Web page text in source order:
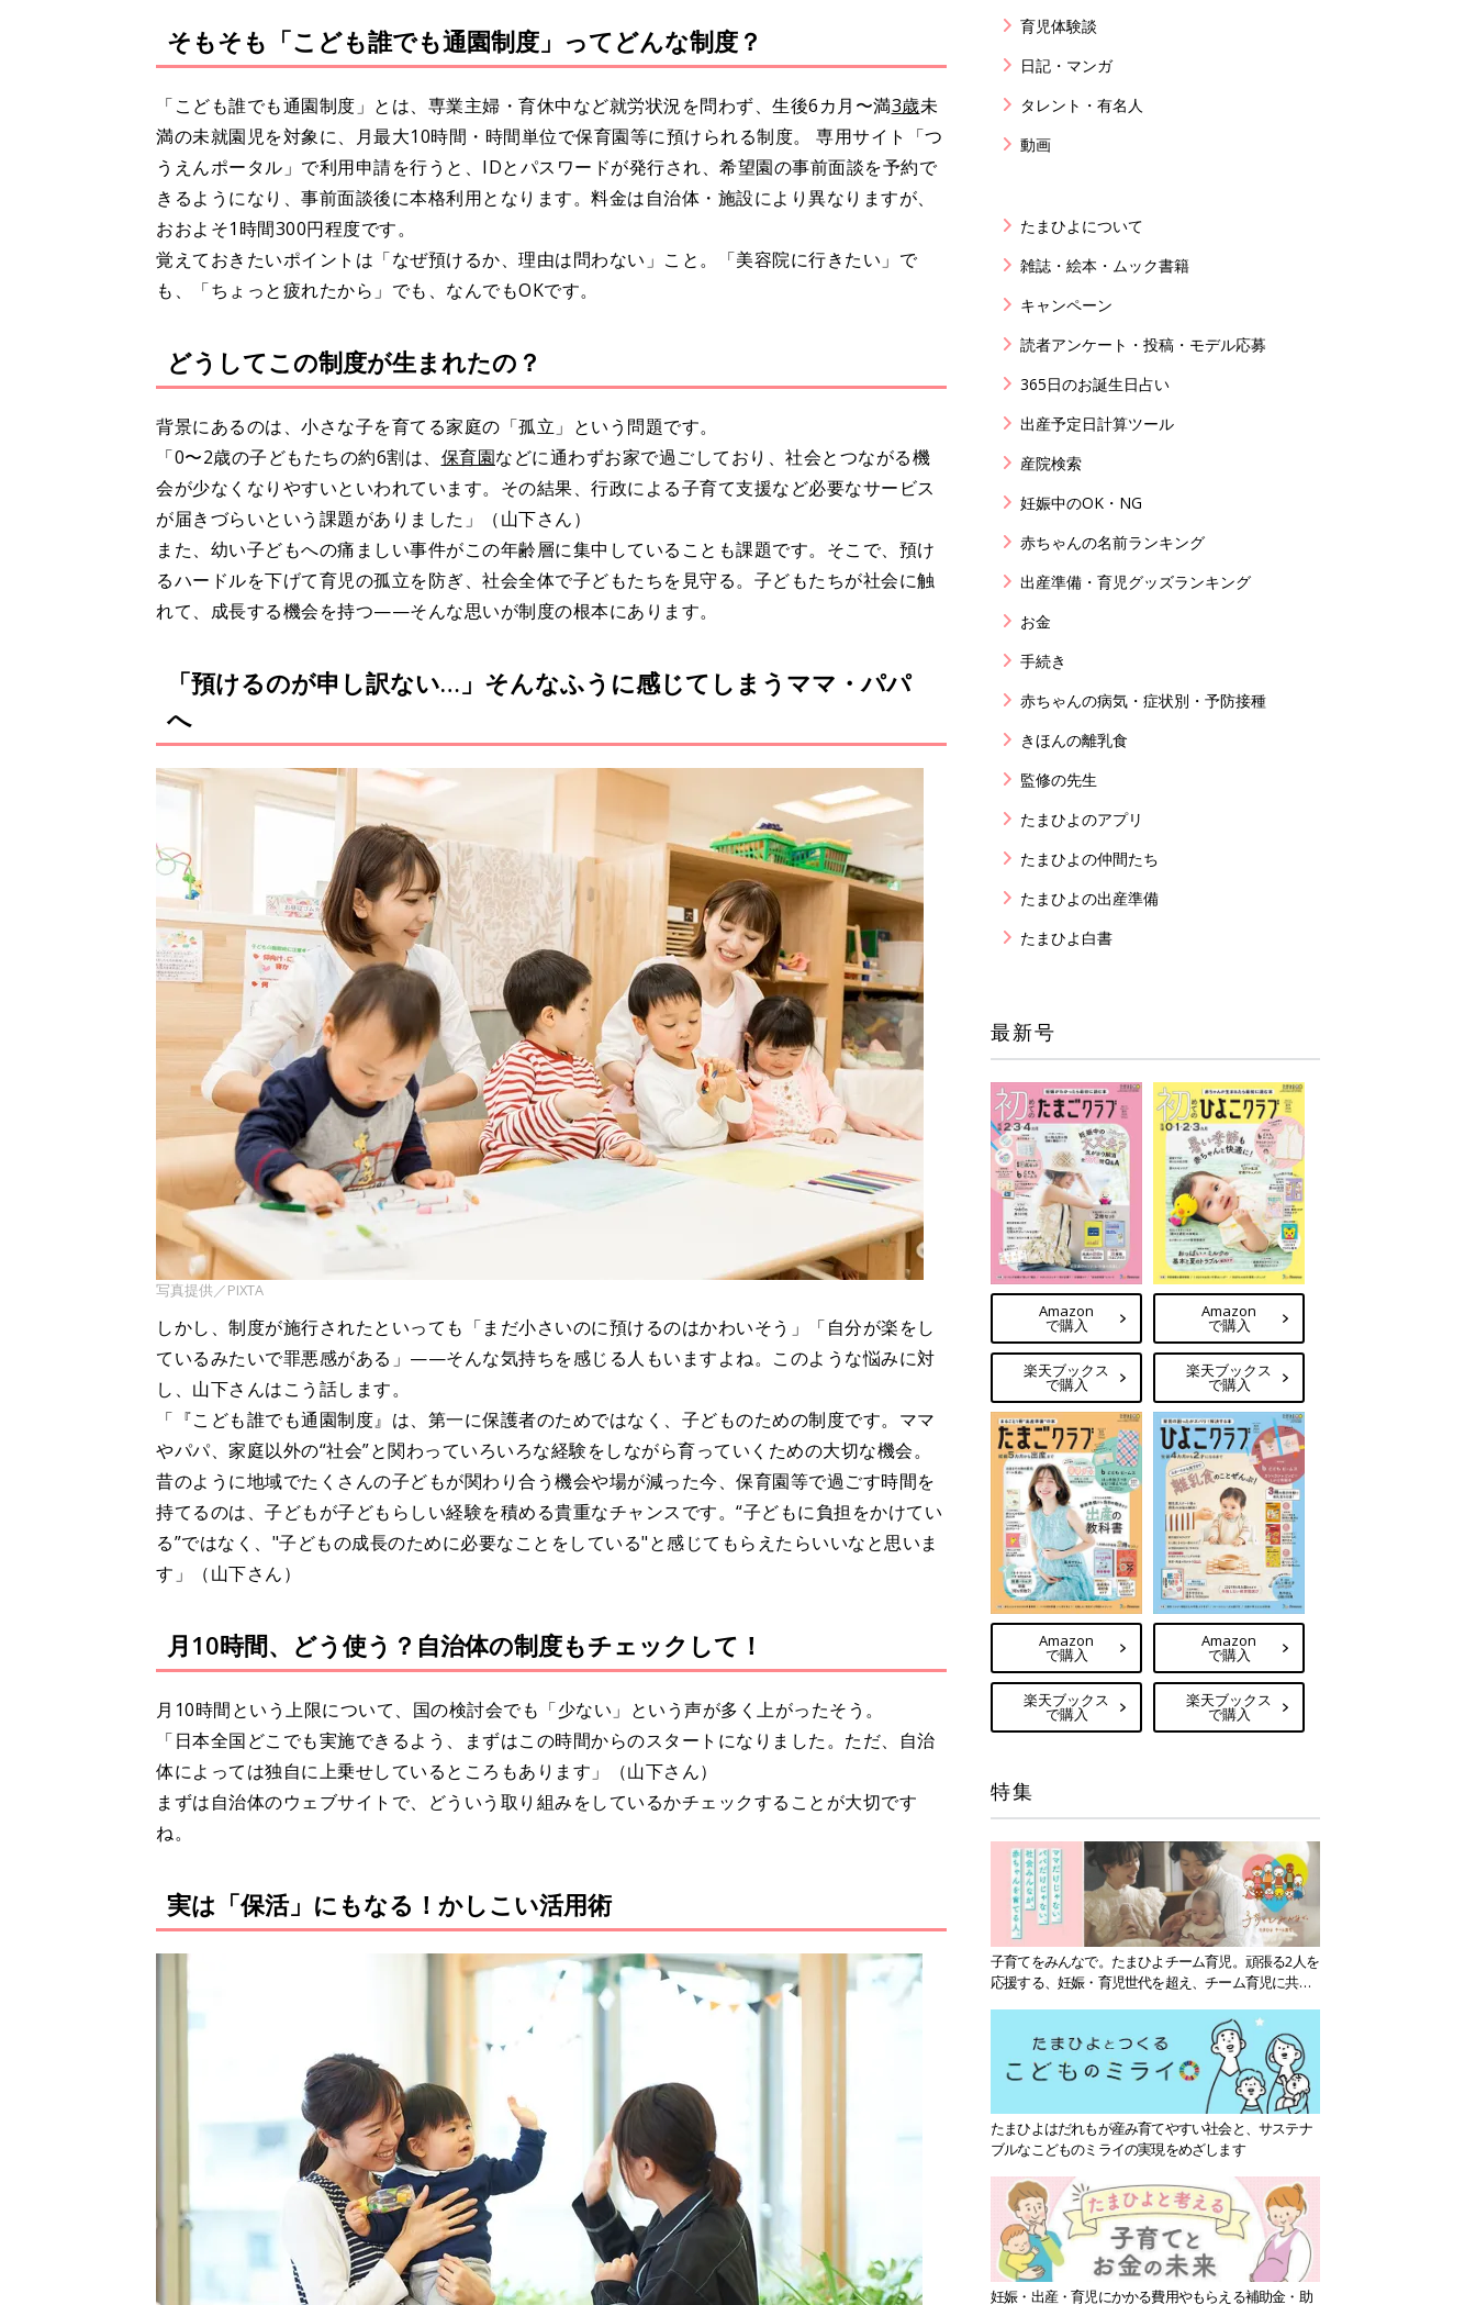
M
u
t
e
そもそも「こども誰でも通園制度」ってどんな制度？
「こども誰でも通園制度」とは、専業主婦・育休中など就労状況を問わず、生後6カ月〜満3歳未
満の未就園児を対象に、月最大10時間・時間単位で保育園等に預けられる制度。 専用サイト「つ
うえんポータル」で利用申請を行うと、IDとパスワードが発行され、希望園の事前面談を予約で
きるようになり、事前面談後に本格利用となります。料金は自治体・施設により異なりますが、
おおよそ1時間300円程度です。
覚えておきたいポイントは「なぜ預けるか、理由は問わない」こと。「美容院に行きたい」で
も、「ちょっと疲れたから」でも、なんでもOKです。
どうしてこの制度が生まれたの？
背景にあるのは、小さな子を育てる家庭の「孤立」という問題です。
「0〜2歳の子どもたちの約6割は、 保育園などに通わずお家で過ごしており、社会とつながる機
会が少なくなりやすいといわれています。その結果、行政による子育て支援など必要なサービス
が届きづらいという課題がありました」（山下さん）
また、幼い子どもへの痛ましい事件がこの年齢層に集中していることも課題です。そこで、預け
るハードルを下げて育児の孤立を防ぎ、社会全体で子どもたちを見守る。子どもたちが社会に触
れて、成長する機会を持つ——そんな思いが制度の根本にあります。
「預けるのが申し訳ない…」そんなふうに感じてしまうママ・パパ
へ
写真提供／PIXTA
しかし、制度が施行されたといっても「まだ小さいのに預けるのはかわいそう」「自分が楽をし
ているみたいで罪悪感がある」——そんな気持ちを感じる人もいますよね。このような悩みに対
し、山下さんはこう話します。
「『こども誰でも通園制度』は、第一に保護者のためではなく、子どものための制度です。ママ
やパパ、家庭以外の“社会”と関わっていろいろな経験をしながら育っていくための大切な機会。
昔のように地域でたくさんの子どもが関わり合う機会や場が減った今、保育園等で過ごす時間を
持てるのは、子どもが子どもらしい経験を積める貴重なチャンスです。“子どもに負担をかけてい
る”ではなく、"子どもの成長のために必要なことをしている"と感じてもらえたらいいなと思いま
す」（山下さん）
月10時間、どう使う？自治体の制度もチェックして！
月10時間という上限について、国の検討会でも「少ない」という声が多く上がったそう。
「日本全国どこでも実施できるよう、まずはこの時間からのスタートになりました。ただ、自治
体によっては独自に上乗せしているところもあります」（山下さん）
まずは自治体のウェブサイトで、どういう取り組みをしているかチェックすることが大切です
ね。
実は「保活」にもなる！かしこい活用術
育児体験談
日記・マンガ
タレント・有名人
動画
たまひよについて
雑誌・絵本・ムック書籍
キャンペーン
読者アンケート・投稿・モデル応募
365日のお誕生日占い
出産予定日計算ツール
産院検索
妊娠中のOK・NG
赤ちゃんの名前ランキング
出産準備・育児グッズランキング
お金
手続き
赤ちゃんの病気・症状別・予防接種
きほんの離乳食
監修の先生
たまひよのアプリ
たまひよの仲間たち
たまひよの出産準備
たまひよ白書
最新号
Amazon
で購入
楽天ブックス
で購入
Amazon
で購入
楽天ブックス
で購入
Amazon
で購入
楽天ブックス
で購入
Amazon
で購入
楽天ブックス
で購入
特集
子育てをみんなで。たまひよチーム育児。頑張る2人を
応援する、妊娠・育児世代を超え、チーム育児に共感
たまひよはだれもが産み育てやすい社会と、サステナ
ブルなこどものミライの実現をめざします
妊娠・出産・育児にかかる費用やもらえる補助金・助